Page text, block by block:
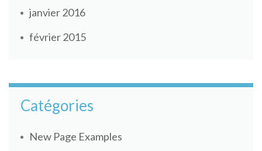
janvier 2016
février 2015
Catégories
New Page Examples